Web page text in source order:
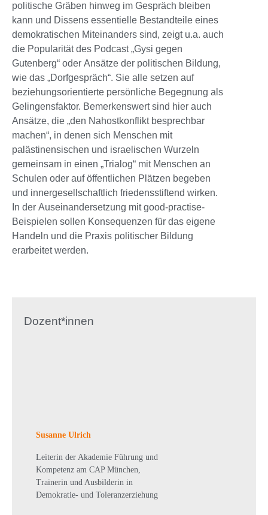
politische Gräben hinweg im Gespräch bleiben
kann und Dissens essentielle Bestandteile eines
demokratischen Miteinanders sind, zeigt u.a. auch
die Popularität des Podcast „Gysi gegen
Gutenberg“ oder Ansätze der politischen Bildung,
wie das „Dorfgespräch“. Sie alle setzen auf
beziehungsorientierte persönliche Begegnung als
Gelingensfaktor. Bemerkenswert sind hier auch
Ansätze, die „den Nahostkonflikt besprechbar
machen“, in denen sich Menschen mit
palästinensischen und israelischen Wurzeln
gemeinsam in einen „Trialog“ mit Menschen an
Schulen oder auf öffentlichen Plätzen begeben
und innergesellschaftlich friedensstiftend wirken.
In der Auseinandersetzung mit good-practise-
Beispielen sollen Konsequenzen für das eigene
Handeln und die Praxis politischer Bildung
erarbeitet werden.
Dozent*innen
Susanne Ulrich
Leiterin der Akademie Führung und
Kompetenz am CAP München,
Trainerin und Ausbilderin in
Demokratie- und Toleranzerziehung